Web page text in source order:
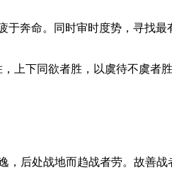
奔命。同时审时度势，寻找最
上下同欲者胜，以虞待不虞者
，后处战地而趋战者劳。故善战